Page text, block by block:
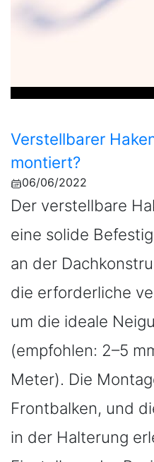
Verstellbarer
montiert?
06/06/2022
Der verstellbare
eine solide
an der
die erforderliche
um die ideale
(empfohlen: 2–5
Meter). Die
Frontbalken, und
in der Halterung